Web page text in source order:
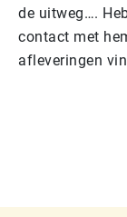
de uitweg….
contact met
afleveringen